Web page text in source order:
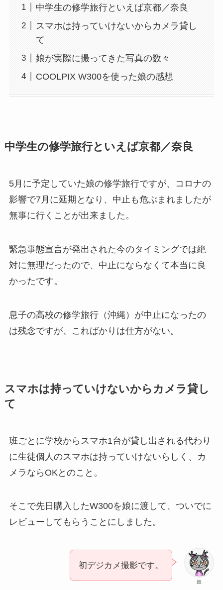
中学生の修学旅行といえば京都／奈良
スマホは持っていけないからカメラ貸し
て
娘が実際に撮ってきた写真の数々
COOLPIX W300を使った娘の感想
中学生の修学旅行といえば京都／奈良
5月に予定していた娘の修学旅行ですが、コロナの
影響で7月に延期となり、中止も危ぶまれましたが
無事に行くことが出来ました。
緊急事態宣言が発出された今のタイミングでは絶
対に無理だったので、中止にならなくて本当に良
かったです。
息子の高校の修学旅行（沖縄）が中止になったの
は残念ですが、こればかりは仕方がない。
スマホは持っていけないからカメラ貸し
て
班ごとに学校からスマホ1台が貸し出される代わり
に生徒個人のスマホは持っていけないらしく、カ
メラならOKとのこと。
そこで先日購入したW300を娘に渡して、ついでに
レビューしてもらうことにしました。
娘
初デジカメ撮影です。